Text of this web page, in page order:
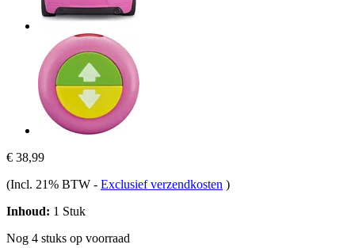
€ 38,99
(Incl. 21% BTW - Exclusief verzendkosten )
Inhoud: 1 Stuk
Nog 4 stuks op voorraad